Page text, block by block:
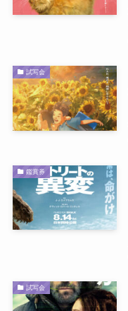
試写会
鑑賞券
試写会